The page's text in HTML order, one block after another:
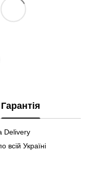
Гарантія
Delivery
всій Україні